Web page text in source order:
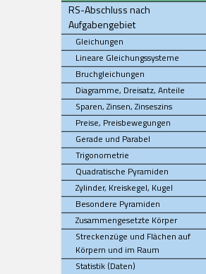
RS-Abschluss nach
Aufgabengebiet
Gleichungen
Lineare Gleichungssysteme
Bruchgleichungen
Diagramme, Dreisatz, Anteile
Sparen, Zinsen, Zinseszins
Preise, Preisbewegungen
Gerade und Parabel
Trigonometrie
Quadratische Pyramiden
Zylinder, Kreiskegel, Kugel
Besondere Pyramiden
Zusammengesetzte Körper
Streckenzüge und Flächen auf
Körpern und im Raum
Statistik (Daten)